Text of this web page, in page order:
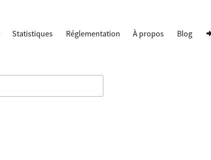
Statistiques Réglementation À propos Blog